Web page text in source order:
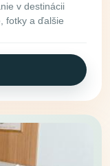
v destinácii
fotky a ďalšie